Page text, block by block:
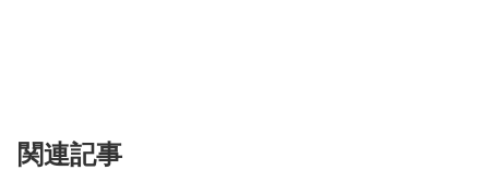
関連記事